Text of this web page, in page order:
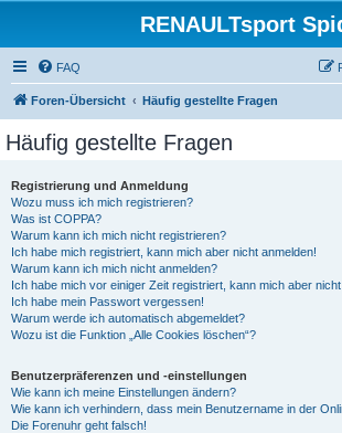
RENAULTsport
FAQ
Foren-Übersicht Häufig gestellte Fragen
Häufig gestellte Fragen
Registrierung und Anmeldung
Wozu muss ich mich registrieren?
Was ist COPPA?
Warum kann ich mich nicht registrieren?
Ich habe mich registriert, kann mich aber nicht anmelden!
Warum kann ich mich nicht anmelden?
Ich habe mich vor einiger Zeit registriert, kann mich aber
Ich habe mein Passwort vergessen!
Warum werde ich automatisch abgemeldet?
Wozu ist die Funktion „Alle Cookies löschen“?
Benutzerpräferenzen und -einstellungen
Wie kann ich meine Einstellungen ändern?
Wie kann ich verhindern, dass mein Benutzername in der
Die Forenuhr geht falsch!